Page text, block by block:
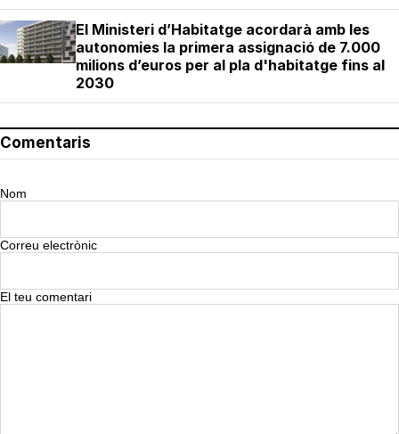
El Ministeri d’Habitatge acordarà amb les
autonomies la primera assignació de 7.000
milions d’euros per al pla d'habitatge fins al
2030
Comentaris
Nom
Correu electrònic
El teu comentari